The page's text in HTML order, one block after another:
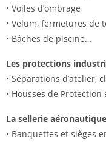
• Voiles d’ombrage
• Velum, fermetures de
• Bâches de piscine…
Les protections
• Séparations d’atelier,
• Housses de
La sellerie aéronautique
• Banquettes et sièges